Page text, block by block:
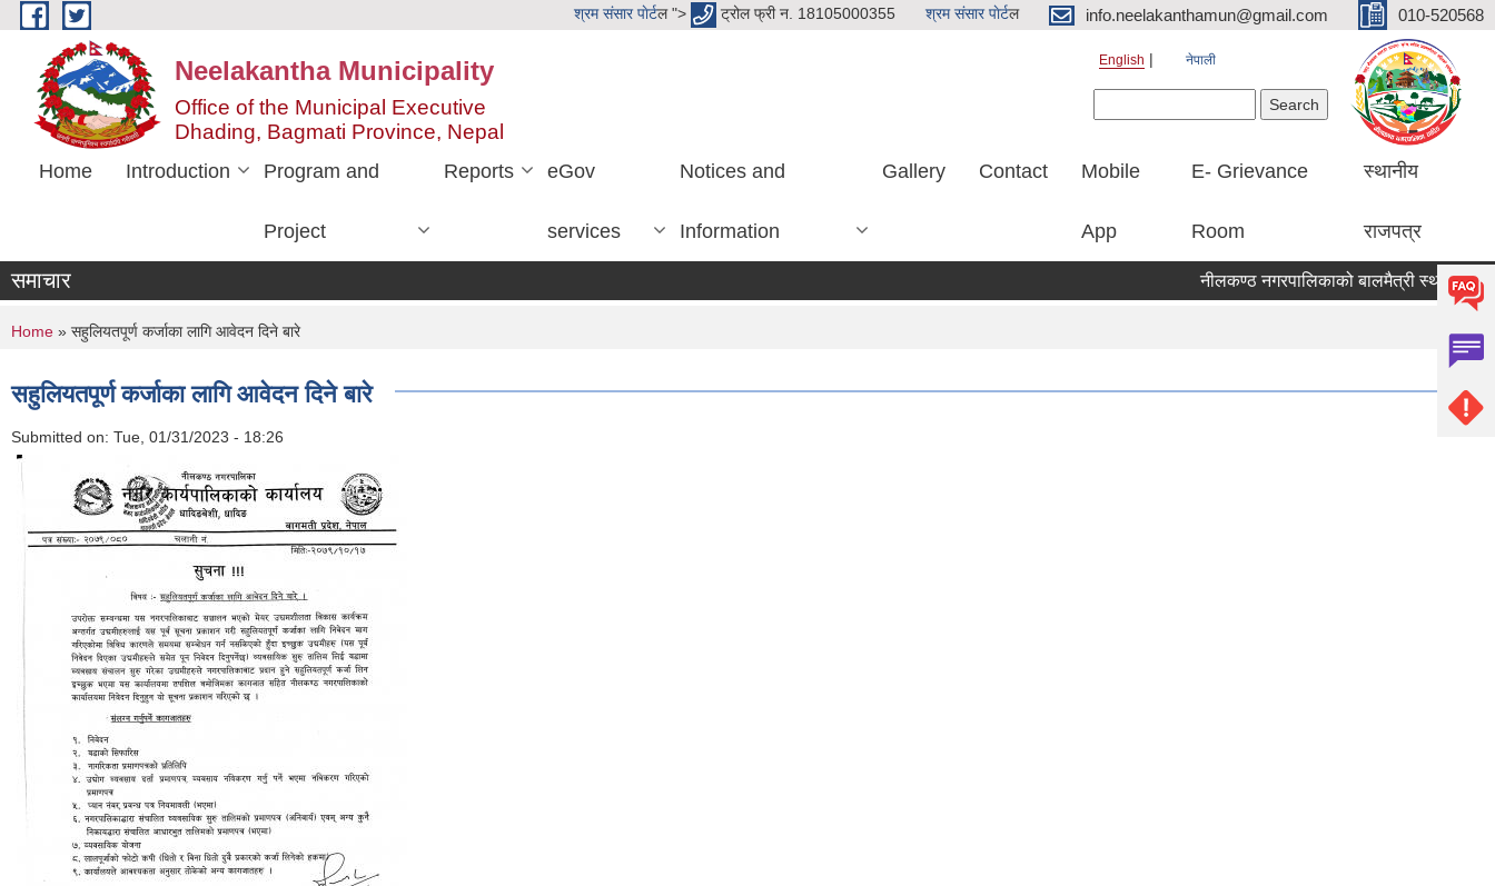
Skip to main content श्रम संसार पाेर्टल "> ट्रोल फ्री न. 18105000355 श्रम संसार पाेर्टल info.neelakanthamun@gmail.com 010-520568
Neelakantha Municipality
Office of the Municipal Executive
Dhading, Bagmati Province, Nepal
English नेपाली
Home Introduction Program and
Project
Reports eGov
services
Notices and
Information
Gallery Contact Mobile
App
E- Grievance
Room
स्थानीय
राजपत्र
समाचार नीलकण्ठ नगरपालिकाको बालमैत्री स्थानीय
You are here
Home » सहुलियतपूर्ण कर्जाका लागि आवेदन दिने बारे
सहुलियतपूर्ण कर्जाका लागि आवेदन दिने बारे
Submitted on: Tue, 01/31/2023 - 18:26